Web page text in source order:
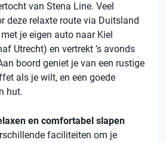
van Stena Line. Veel
deze relaxte route via Duitsland
je eigen auto naar Kiel
Utrecht) en vertrekt ’s avonds
boord geniet je van een rustige
als je wilt, en een goede
hut.
en comfortabel slapen
faciliteiten om je